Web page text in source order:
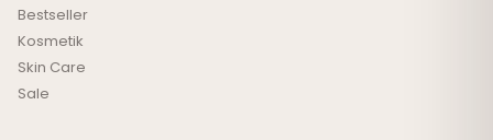
Bestseller
Kosmetik
Skin Care
Sale